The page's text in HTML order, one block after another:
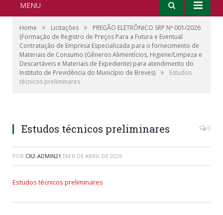
MENU
Home » Licitações »
PREGÃO ELETRÔNICO SRP Nº 001/2026
(Formação de Registro de Preços Para a Futura e Eventual
Contratação de Empresa Especializada para o fornecimento de
Materiais de Consumo (Gêneros Alimentícios, Higiene/Limpeza e
Descartáveis e Materiais de Expediente) para atendimento do
Instituto de Previdência do Município de Breves) »
Estudos
técnicos preliminares
Estudos técnicos preliminares 0
POR CR2-ADMIN21 EM 8 DE ABRIL DE 2026
Estudos técnicos preliminares